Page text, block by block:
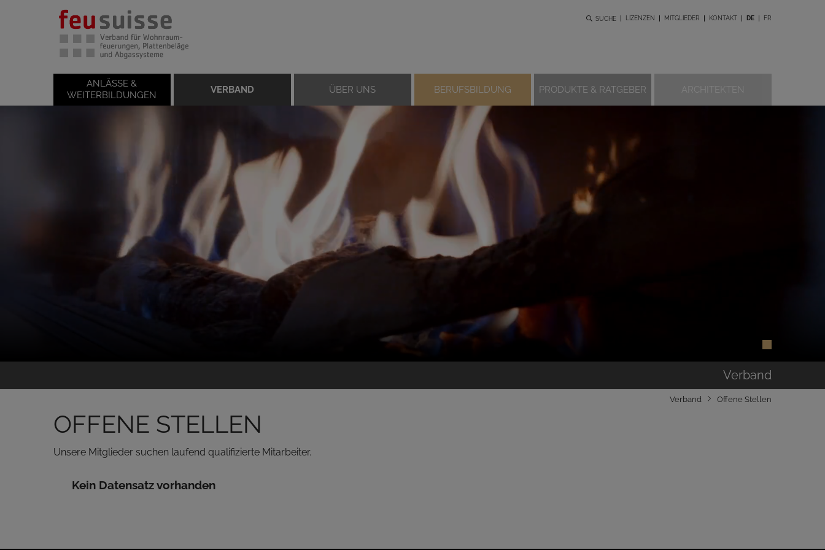
SUCHE LIZENZEN MITGLIEDER KONTAKT DE FR
ANLÄSSE &
WEITERBILDUNGEN
VERBAND ÜBER UNS BERUFSBILDUNG PRODUKTE & RATGEBER ARCHITEKTEN
Verband
Verband Offene Stellen
OFFENE STELLEN
Unsere Mitglieder suchen laufend qualifizierte Mitarbeiter.
Kein Datensatz vorhanden